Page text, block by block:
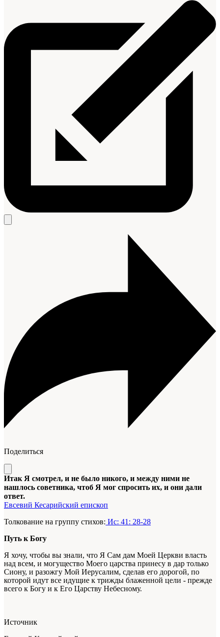
Поделиться
Итак Я смотрел, и не было никого, и между ними не
нашлось советника, чтоб Я мог спросить их, и они дали
ответ.
Евсевий Кесарийский епископ
Толкование на группу стихов: Ис: 41: 28-28
Путь к Богу
Я хочу, чтобы вы знали, что Я Сам дам Моей Церкви власть
над всем, и могущество Моего царства принесу в дар только
Сиону, и разожгу Мой Иерусалим, сделав его дорогой, по
которой идут все идущие к трижды блаженной цели - прежде
всего к Богу и к Его Царству Небесному.
Источник